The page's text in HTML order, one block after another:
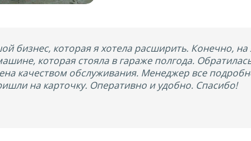
бизнес, которая я хотела расширить. Конечно,
которая стояла в гараже полгода.
качеством обслуживания. Менеджер все
на карточку. Оперативно и удобно. Спасибо!